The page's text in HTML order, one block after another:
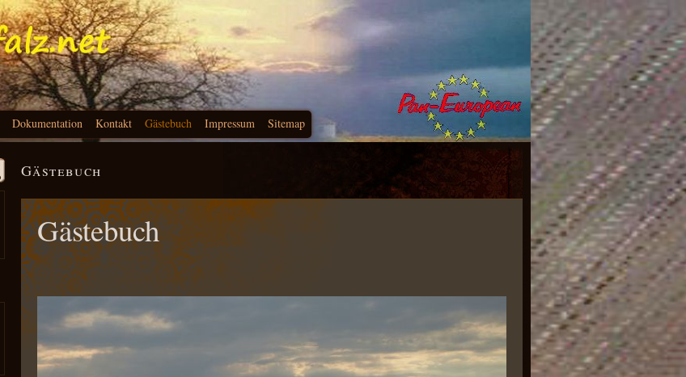
Dokumentation Kontakt Gästebuch Impressum Sitemap
Gästebuch
Gästebuch